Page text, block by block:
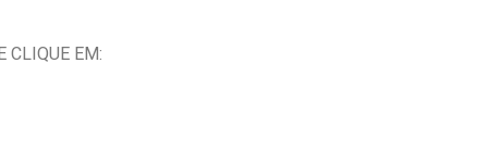
CLIQUE EM: